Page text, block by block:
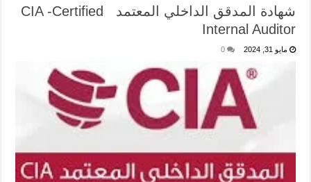
شهادة المدقق الداخلي المعتمد CIA -Certified
Internal Auditor
مايو 31, 2024 0